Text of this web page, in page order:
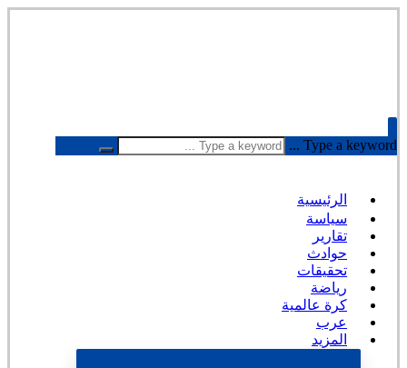
Type a keyword ...
الرئيسية
سياسة
تقارير
حوادث
تحقيقات
رياضة
كرة عالمية
عرب
المزيد